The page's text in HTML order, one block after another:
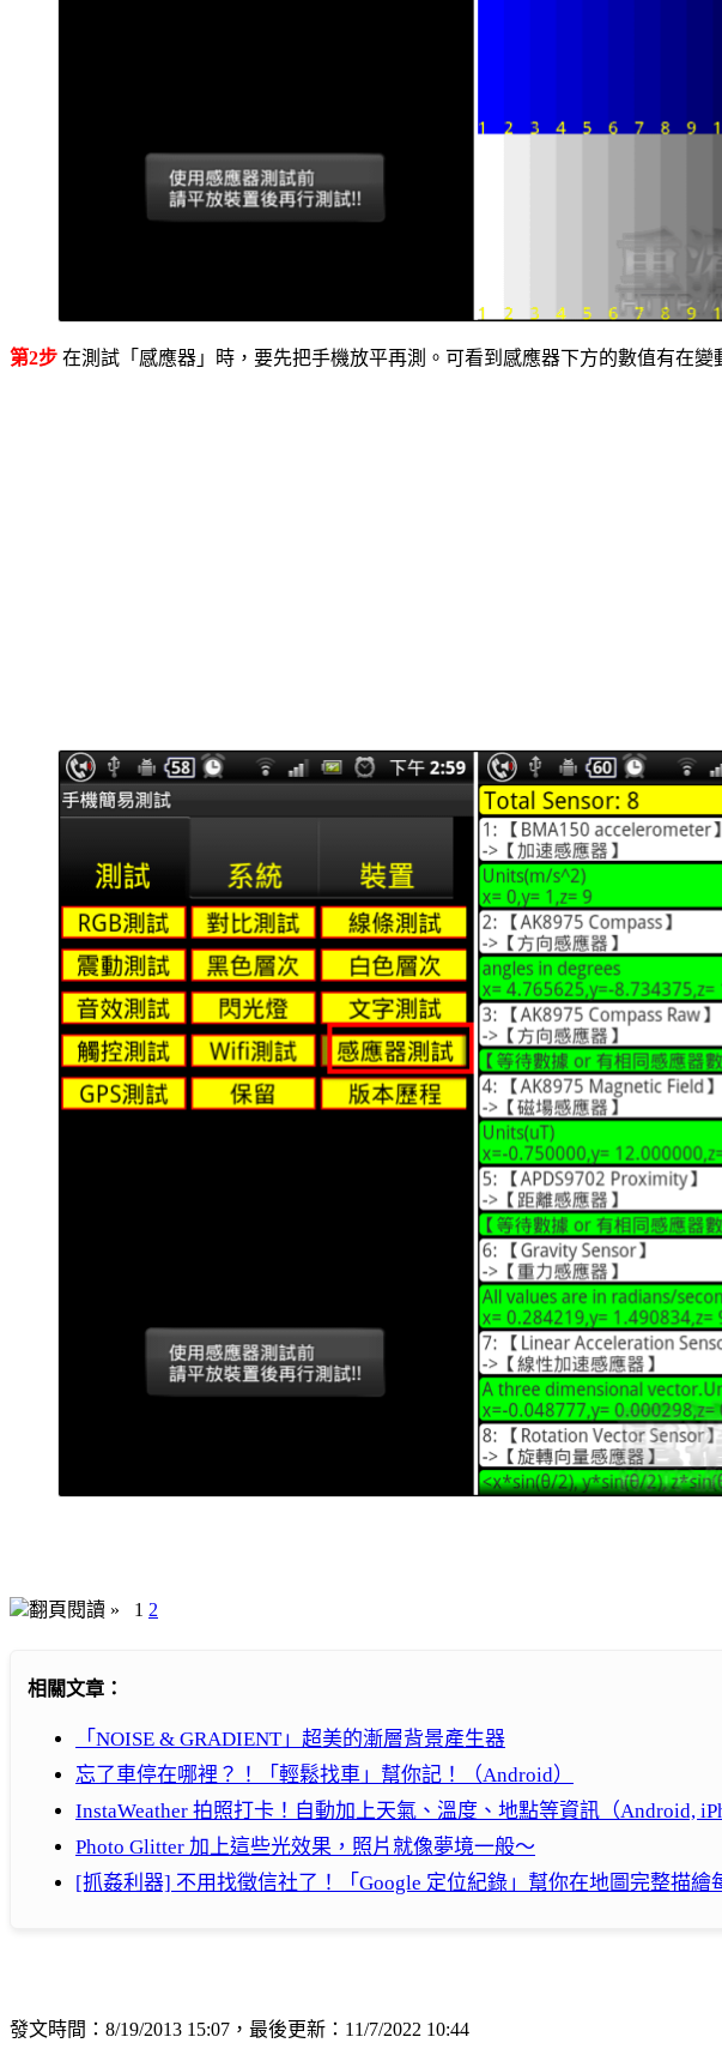
第2步 在測試「感應器」時，要先把手機放平再測。可看到感應器下方的數值有在變
翻頁閱讀 » 1 2
相關文章：
「NOISE & GRADIENT」超美的漸層背景產生器
忘了車停在哪裡？！「輕鬆找車」幫你記！（Android）
InstaWeather 拍照打卡！自動加上天氣、溫度、地點等資訊（Android,
Photo Glitter 加上這些光效果，照片就像夢境一般～
[抓姦利器] 不用找徵信社了！「Google 定位紀錄」幫你在地圖完整描繪
發文時間：8/19/2013 15:07，最後更新：11/7/2022 10:44